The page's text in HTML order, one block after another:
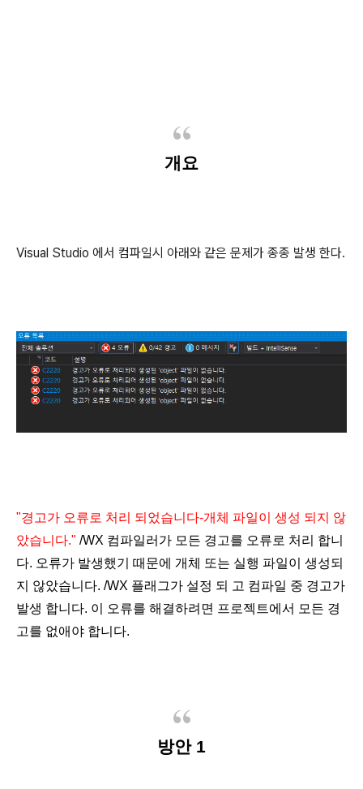
개요
Visual Studio 에서 컴파일시 아래와 같은 문제가 종종 발생 한다.
"경고가 오류로 처리 되었습니다-개체 파일이 생성 되지 않
았습니다." /WX 컴파일러가 모든 경고를 오류로 처리 합니
다. 오류가 발생했기 때문에 개체 또는 실행 파일이 생성되
지 않았습니다. /WX 플래그가 설정 되 고 컴파일 중 경고가
발생 합니다. 이 오류를 해결하려면 프로젝트에서 모든 경
고를 없애야 합니다.
방안 1